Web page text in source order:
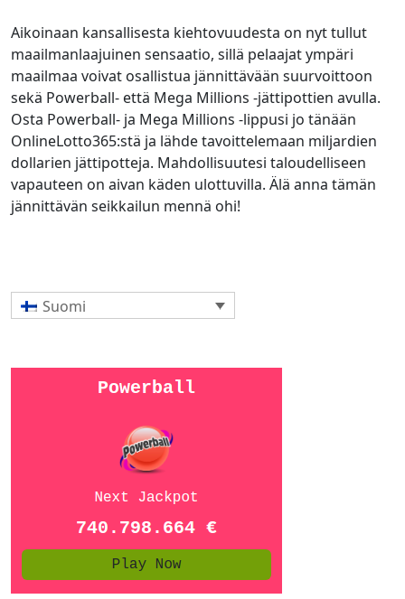
Aikoinaan kansallisesta kiehtovuudesta on nyt tullut
maailmanlaajuinen sensaatio, sillä pelaajat ympäri
maailmaa voivat osallistua jännittävään suurvoittoon
sekä Powerball- että Mega Millions -jättipottien avulla.
Osta Powerball- ja Mega Millions -lippusi jo tänään
OnlineLotto365:stä ja lähde tavoittelemaan miljardien
dollarien jättipotteja. Mahdollisuutesi taloudelliseen
vapauteen on aivan käden ulottuvilla. Älä anna tämän
jännittävän seikkailun mennä ohi!
Suomi